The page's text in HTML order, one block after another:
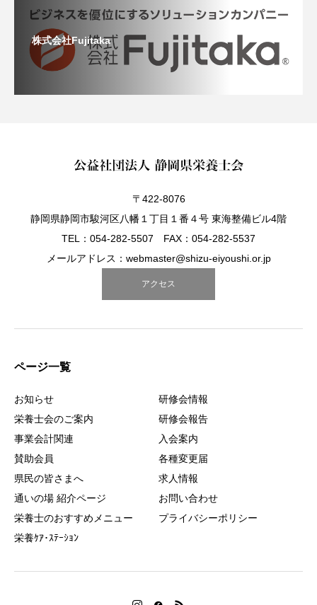
株式会社Fujitaka
〒422-8076
静岡県静岡市駿河区八幡１丁目１番４号 東海整備ビル4階
TEL：054-282-5507 FAX：054-282-5537
メールアドレス：webmaster@shizu-eiyoushi.or.jp
アクセス
ページ一覧
お知らせ
栄養士会のご案内
事業会計関連
賛助会員
県民の皆さまへ
通いの場 紹介ページ
栄養士のおすすめメニュー
栄養ｹｱ･ｽﾃｰｼｮﾝ
研修会情報
研修会報告
入会案内
各種変更届
求人情報
お問い合わせ
プライバシーポリシー